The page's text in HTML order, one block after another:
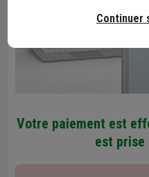
Votre paiement est
est prise
Continuer